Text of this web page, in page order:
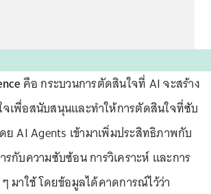
คือ กระบวนการตัดสินใจที่ AI จะสร้าง
เพื่อสนับสนุนและทำให้การตัดสินใจที่ซับ
AI Agents เข้ามาเพิ่มประสิทธิภาพกับ
กับความซับซ้อน การวิเคราะห์ และการ
มาใช้ โดยข้อมูลได้คาดการณ์ไว้ว่า